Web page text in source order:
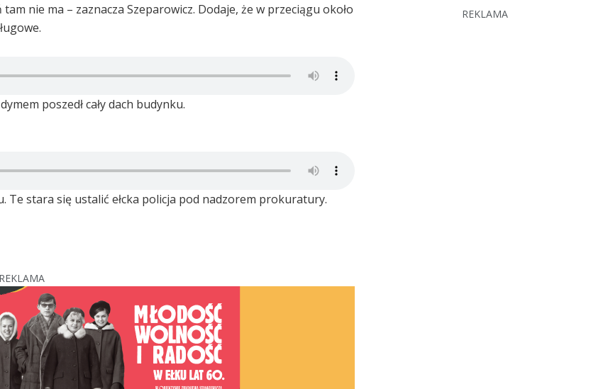
nie ma – zaznacza Szeparowicz. Dodaje, że w przeciągu około
poszedł cały dach budynku.
Te stara się ustalić ełcka policja pod nadzorem prokuratury.
REKLAMA
REKLAMA